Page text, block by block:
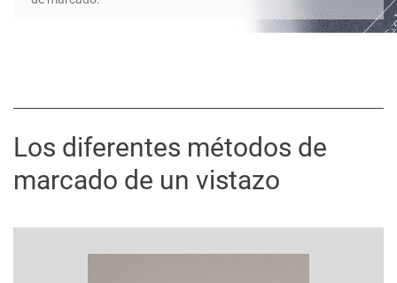
Los diferentes métodos de
marcado de un vistazo